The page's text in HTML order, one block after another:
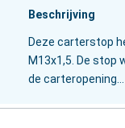
Beschrijving
Deze carterstop
M13x1,5. De stop
de carteropening…